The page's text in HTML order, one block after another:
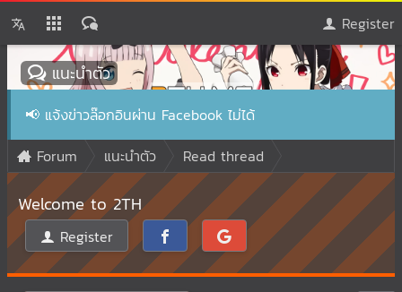
Register
แนะนำตัว
📢 แจ้งข่าวล๊อกอินผ่าน Facebook ไม่ได้
Forum
แนะนำตัว Read thread
Welcome to 2TH
Register